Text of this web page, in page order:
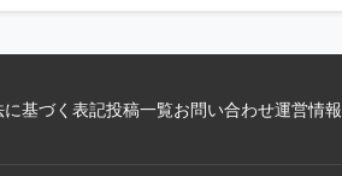
基づく表記投稿一覧お問い合わせ運営情報